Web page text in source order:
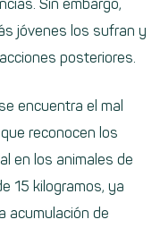
Sin embargo,
jóvenes los sufran y
posteriores.
encuentra el mal
reconocen los
en los animales de
15 kilogramos, ya
acumulación de